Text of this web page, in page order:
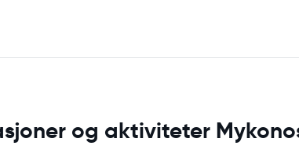
og aktiviteter